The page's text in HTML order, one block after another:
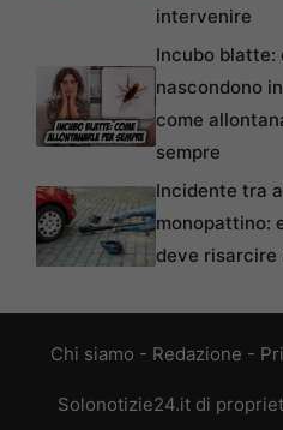
intervenire
Incubo blatte:
nascondono
come
sempre
Incidente tra
monopattino:
deve risarcire
Chi siamo - Redazione -
Solonotizie24.it di